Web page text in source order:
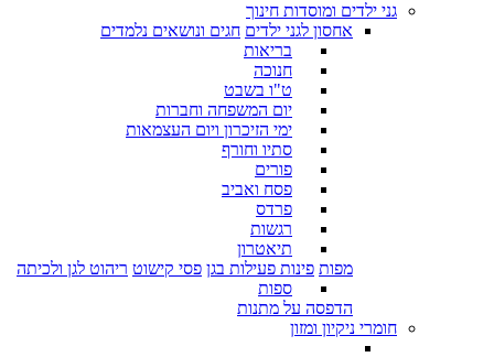
גני ילדים ומוסדות חינוך
אחסון לגני ילדים חגים ונושאים נלמדים
בריאות
חנוכה
ט"ו בשבט
יום המשפחה וחברות
ימי הזיכרון ויום העצמאות
סתיו וחורף
פורים
פסח ואביב
פרדס
רגשות
תיאטרון
מפות פינות פעילות בגן פסי קישוט ריהוט לגן ולכיתה
ספות
הדפסה על מתנות
חומרי ניקיון ומזון